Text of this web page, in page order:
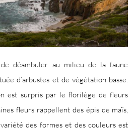
de déambuler au milieu de la faune
d’arbustes et de végétation basse.
est surpris par le florilège de fleurs
fleurs rappellent des épis de maïs,
des formes et des couleurs est